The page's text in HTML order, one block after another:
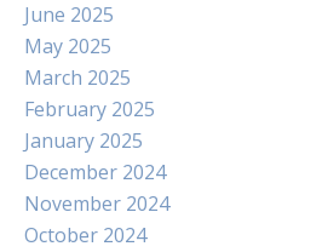
June 2025
May 2025
March 2025
February 2025
January 2025
December 2024
November 2024
October 2024